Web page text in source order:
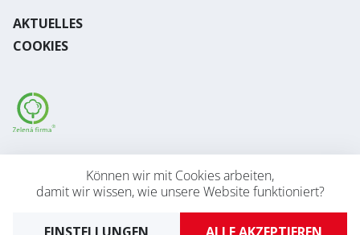
Können wir mit Cookies arbeiten,
damit wir wissen, wie unsere Website funktioniert?
AKTUELLES
COOKIES
Desktop version
Developed by UVM